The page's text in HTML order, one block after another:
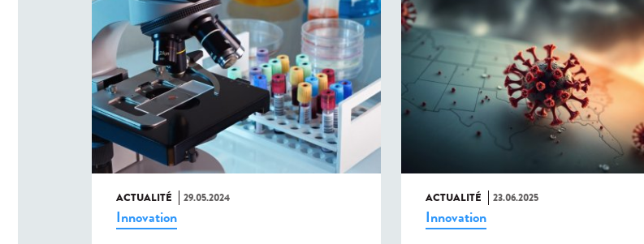
ACTUALITÉ 29.05.2024
Innovation
ACTUALITÉ 23.06.2025
Innovation